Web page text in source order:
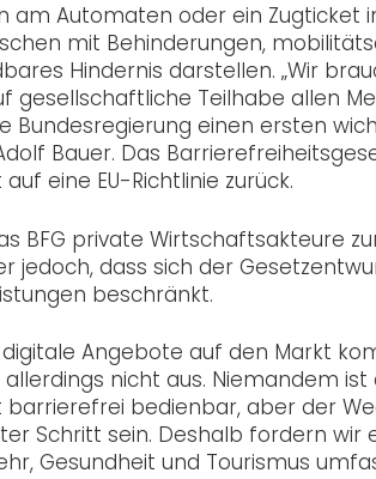
am Automaten oder ein
mit Behinderungen,
Hindernis darstellen. „Wir
gesellschaftliche Teilhabe allen
Bundesregierung einen ersten
Bauer. Das
eine EU-Richtlinie zurück.
BFG private Wirtschaftsakteure
jedoch, dass sich der
beschränkt.
Angebote auf den Markt
nicht aus. Niemandem
bedienbar, aber der
Schritt sein. Deshalb fordern
Gesundheit und Tourismus